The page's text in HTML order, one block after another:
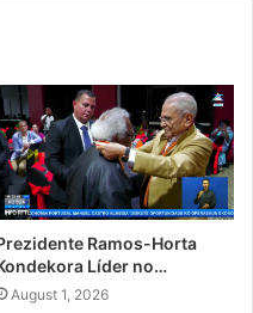
Ramos-Horta
Líder no…
August 1, 2026